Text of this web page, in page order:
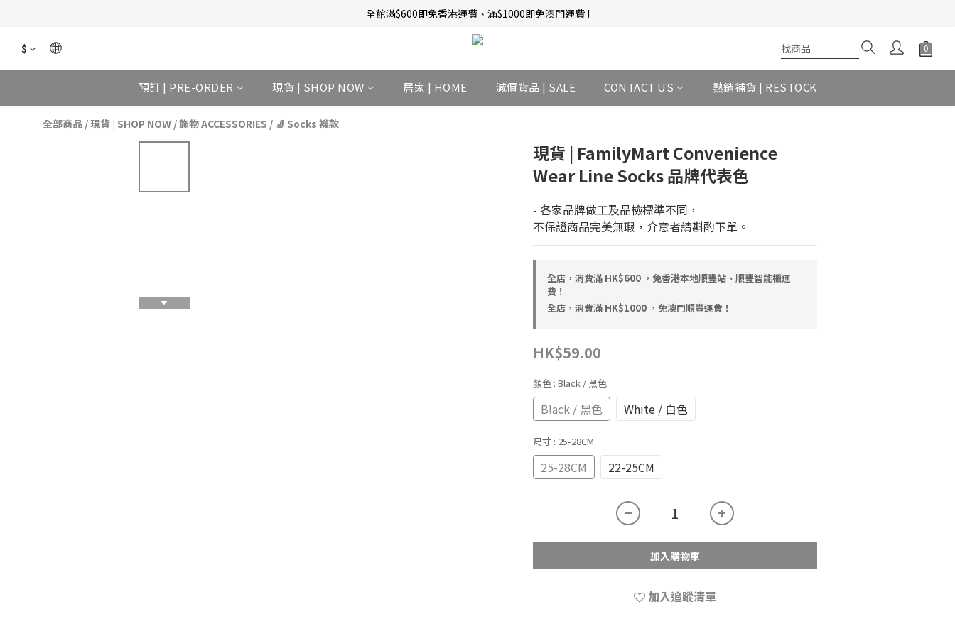
新會員招募中 | 即送 $12 購物金當錢使！
$
預訂 | PRE-ORDER 現貨 | SHOP NOW 居家 | HOME 減價貨品 | SALE CONTACT US 熱銷補貨 | RESTOCK
全部商品 /現貨 | SHOP NOW /飾物 ACCESSORIES / 🧦 Socks 襪款
現貨 | FamilyMart Convenience
Wear Line Socks 品牌代表色
- 各家品牌做工及品檢標準不同，
不保證商品完美無瑕，介意者請斟酌下單。
全店，消費滿 HK$600 ，免香港本地順豐站、順豐智能櫃運
費！
全店，消費滿 HK$1000 ，免澳門順豐運費！
HK$59.00
顏色 : Black / 黑色
Black / 黑色 White / 白色
尺寸 : 25-28CM
25-28CM 22-25CM
加入購物車
加入追蹤清單